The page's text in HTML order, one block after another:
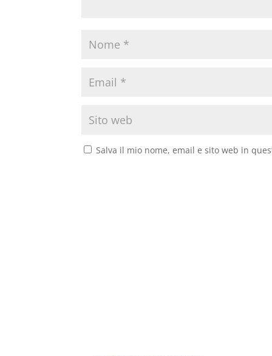
Salva il mio nome, email e sito web in